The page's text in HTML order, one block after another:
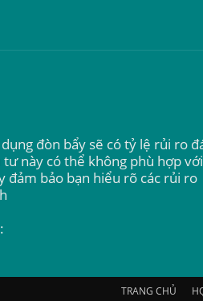
dụng đòn bẩy sẽ có tỷ lệ rủi ro
này có thể không phù hợp
đảm bảo bạn hiểu rõ các rủi ro
TRANG CHỦ